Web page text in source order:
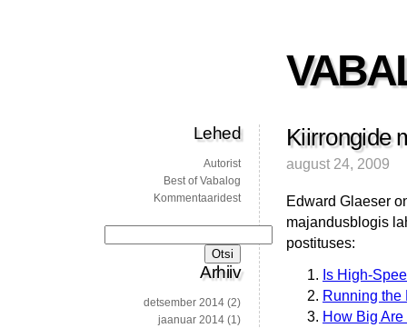
Kiirrongide
august 24, 2009
Edward Glaeser
majandusblogis
postituses:
Is High-
Running the
How Big
Lehed
Autorist
Best of Vabalog
Kommentaaridest
Arhiiv
detsember 2014 (2)
jaanuar 2014 (1)